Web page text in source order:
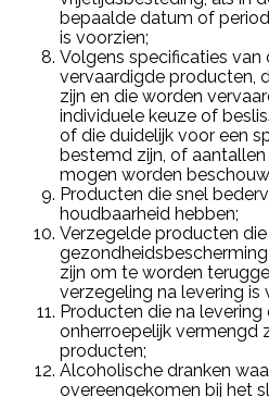
bepaalde datum of
is voorzien;
Volgens specificaties
vervaardigde producten,
zijn en die worden
individuele keuze of
of die duidelijk voor een
bestemd zijn, of
mogen worden
Producten die snel
houdbaarheid hebben;
Verzegelde producten
zijn om te worden
verzegeling na levering is
Producten die na levering
onherroepelijk vermengd
producten;
Alcoholische dranken
overeengekomen bij het